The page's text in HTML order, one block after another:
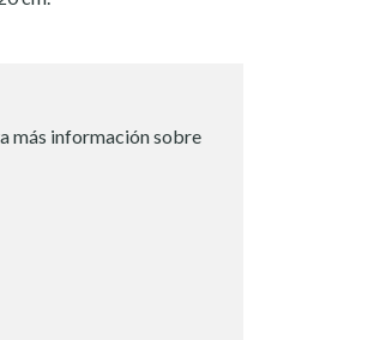
más información sobre